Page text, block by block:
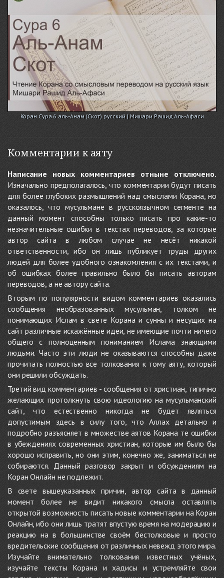
Коран Сура 6 аль-Анам (Скот) русский | Мишари Рашид Аль-Афаси
Комментарии к аяту
Написание новых комментариев отныне отключено.
Изначально предполагалось, что комментарии будут писать
для более глубоких размышлений над смыслами Корана, но
оказалось, что мусульмане в русскоязычном сегменте на
данный момент способны только писать про какие-то
незначительные ошибки в текстах переводов, за которые
автор сайта в любом случае не несёт никакой
ответственности, ибо он лишь публикует труды других
людей для более удобного ознакомления с их текстами, и
об ошибках более правильно было бы писать авторам
переводов, а не автору сайта.
Вторым по популярности видом комментариев оказались
сообщения необразованных мусульман, толком не
понимающих Ислам в свете Корана и сунны и несущих на
сайт различные искажённые идеи, не имеющие почти ничего
общего с полноценным пониманием Ислама знающими
людьми. Часто эти люди не оказываются способны даже
прочитать полностью все толкования к тому аяту, который
они решили обсуждать.
Третий вид комментариев - сообщения от христиан, типично
желающих протолкнуть свою идеологию на мусульманский
сайт, что естественно никогда не будет являться
допустимым здесь в силу того, что Аллах детально и
подробно разъясняет в множестве аятов Корана те ошибки
в убеждениях современных христиан, которые им было бы
хорошо исправить, но они этим, конечно же, заниматься не
собираются. Данный разговор закрыт и обсуждениям на
Коран Онлайн не подлежит.
В свете вышеуказанных причин, автор сайта в данный
момент более не видит никакого смысла оставлять
открытой возможность писать новые комментарии на Коран
Онлайн, ибо они лишь тратят впустую время на модерацию и
реакцию на в большинстве своём бестолковые и просто
вредительские сообщения от различных невежд этого мира.
Изучайте внимательно толкования известных учёных,
изучайте тексты Корана и хадисы и устремляйте свои